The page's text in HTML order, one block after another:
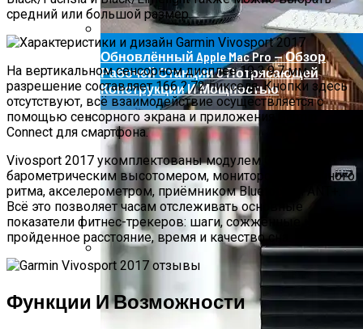
Роллетные Ворота
Барнхаусы: Строительство Под Ключ –
Комфорт И Экологичность
Обновлённый Apple Mac Pro — Обзор
Рабочей Станции C Потрясающей
Конструкции И Мощностью
средний или большой размер.
На вертикальном сенсорном дисплее 19 ? 9,7 мм
разрешение составляет 166 ? 72 пикселя. Кнопки здесь
отсутствуют, всё взаимодействие осуществляется с
помощью сенсорного экрана и приложения Garmin
Connect для смартфона.
Vivosport 2017 укомплектованы модулем GPS,
барометрическим высотомером, монитором сердечного
ритма, акселерометром, приёмником Bluetooth и ANT+.
Всё это позволяет часам отслеживать основные
показатели фитнес-трекеров: шаги, сожжённые калории,
пройденное расстояние, время и качество сна.
Функции И Возможности